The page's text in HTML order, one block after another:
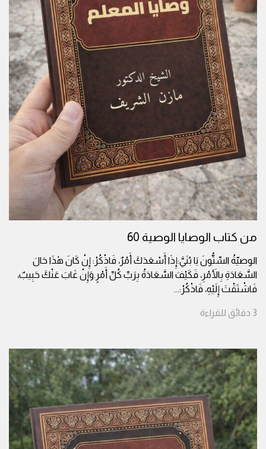
من كتاب الوصايا الوصية 60
الوصيّةُ السِّتُّونَ يَا بُنَيَّ:إِذَا أَسْعَدَكَ أَمْرٌ، فَاذْكُرْ: إِنْ كَانَ هٰذَا حَالَ
السَّعَادَةِ بِالأَمْرِ، فَكَيْفَ السَّعَادَةُ بِرَبِّ كُلِّ أَمْرٍ.وَإِنْ غَابَ عَنْكَ حَبِيبٌ،
فَاشْتَقْتَ إِلَيْهِ، فَاذْكُرْ:...
3 دقائق للقراءة